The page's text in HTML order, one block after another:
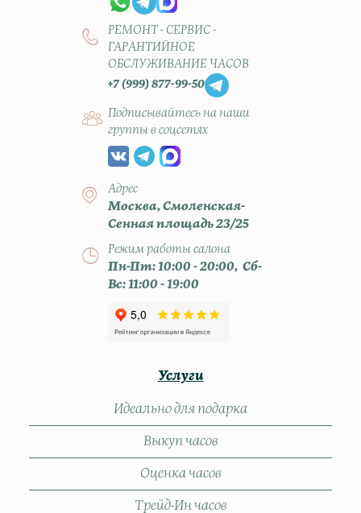
РЕМОНТ - СЕРВИС -
ГАРАНТИЙНОЕ
ОБСЛУЖИВАНИЕ ЧАСОВ
+7 (999) 877-99-50
Подписывайтесь на наши
группы в соцсетях
Адрес
Москва, Смоленская-
Сенная площадь 23/25
Режим работы салона
Пн-Пт: 10:00 - 20:00, Сб-
Вс: 11:00 - 19:00
Услуги
Идеально для подарка
Выкуп часов
Оценка часов
Трейд-Ин часов